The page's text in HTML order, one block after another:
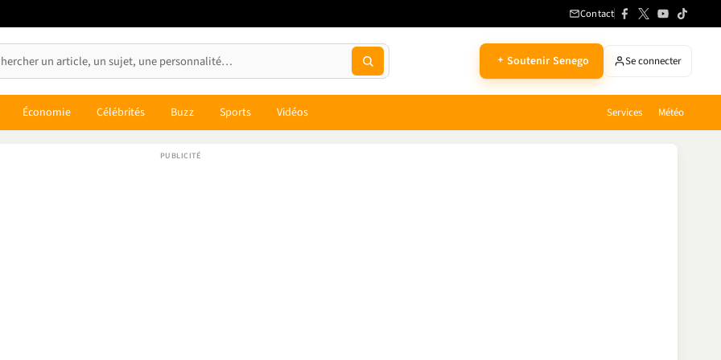
Contact
Soutenir Senego Se connecter
Économie Célébrités Buzz Sports Vidéos Services Météo